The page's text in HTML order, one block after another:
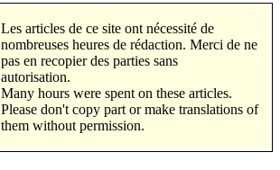
Les articles de ce site ont nécessité de
nombreuses heures de rédaction. Merci de ne
pas en recopier des parties sans
autorisation.
Many hours were spent on these articles.
Please don't copy part or make translations of
them without permission.